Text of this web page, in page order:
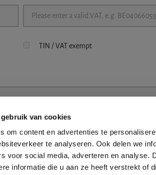
van cookies
om content en advertenties te
te analyseren. Ook delen we
voor social media, adverteren en analyse.
informatie die u aan ze heeft verstrekt of
TIN / VAT exempt